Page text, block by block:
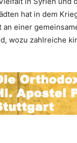
hat in dem
einer
wozu zahlreiche